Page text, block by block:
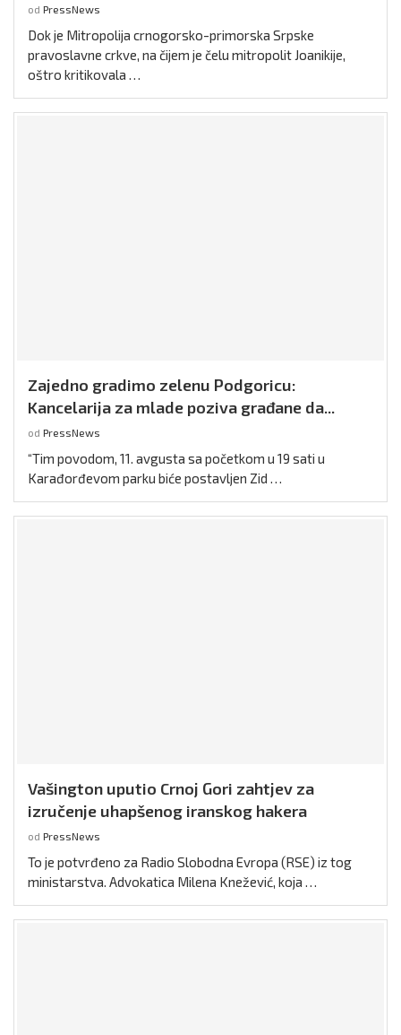
od PressNews
Dok je Mitropolija crnogorsko-primorska Srpske
pravoslavne crkve, na čijem je čelu mitropolit Joanikije,
oštro kritikovala …
Zajedno gradimo zelenu Podgoricu:
Kancelarija za mlade poziva građane da...
od PressNews
“Tim povodom, 11. avgusta sa početkom u 19 sati u
Karađorđevom parku biće postavljen Zid …
Vašington uputio Crnoj Gori zahtjev za
izručenje uhapšenog iranskog hakera
od PressNews
To je potvrđeno za Radio Slobodna Evropa (RSE) iz tog
ministarstva. Advokatica Milena Knežević, koja …